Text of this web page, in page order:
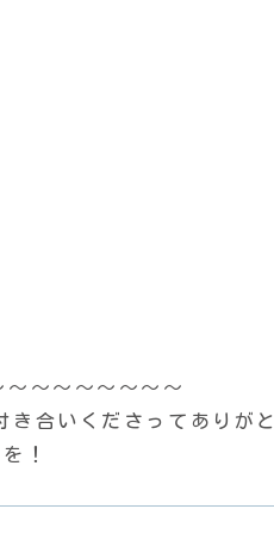
〜〜〜〜〜〜〜
き合いくださってありが
を！